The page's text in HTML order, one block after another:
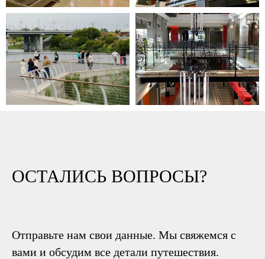
ОСТАЛИСЬ ВОПРОСЫ?
Отправьте нам свои данные. Мы свяжемся с
вами и обсудим все детали путешествия.